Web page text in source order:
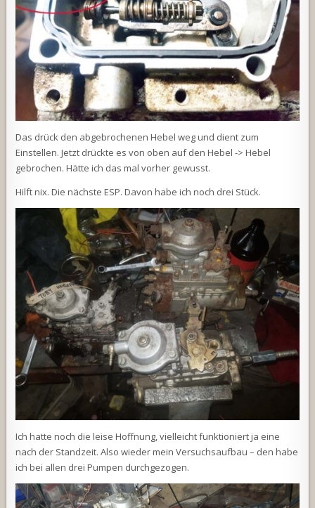
Das drück den abgebrochenen Hebel weg und dient zum
Einstellen. Jetzt drückte es von oben auf den Hebel -> Hebel
gebrochen. Hätte ich das mal vorher gewusst.
Hilft nix. Die nächste ESP. Davon habe ich noch drei Stück.
Ich hatte noch die leise Hoffnung, vielleicht funktioniert ja eine
nach der Standzeit. Also wieder mein Versuchsaufbau – den habe
ich bei allen drei Pumpen durchgezogen.